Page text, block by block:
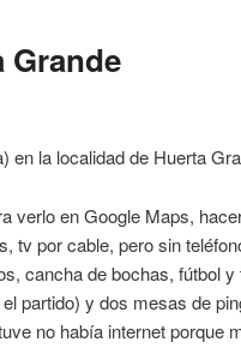
Grande
en la localidad de Huerta
verlo en Google Maps,
tv por cable, pero sin
cancha de bochas, fútbol
partido) y dos mesas de
no había internet porque